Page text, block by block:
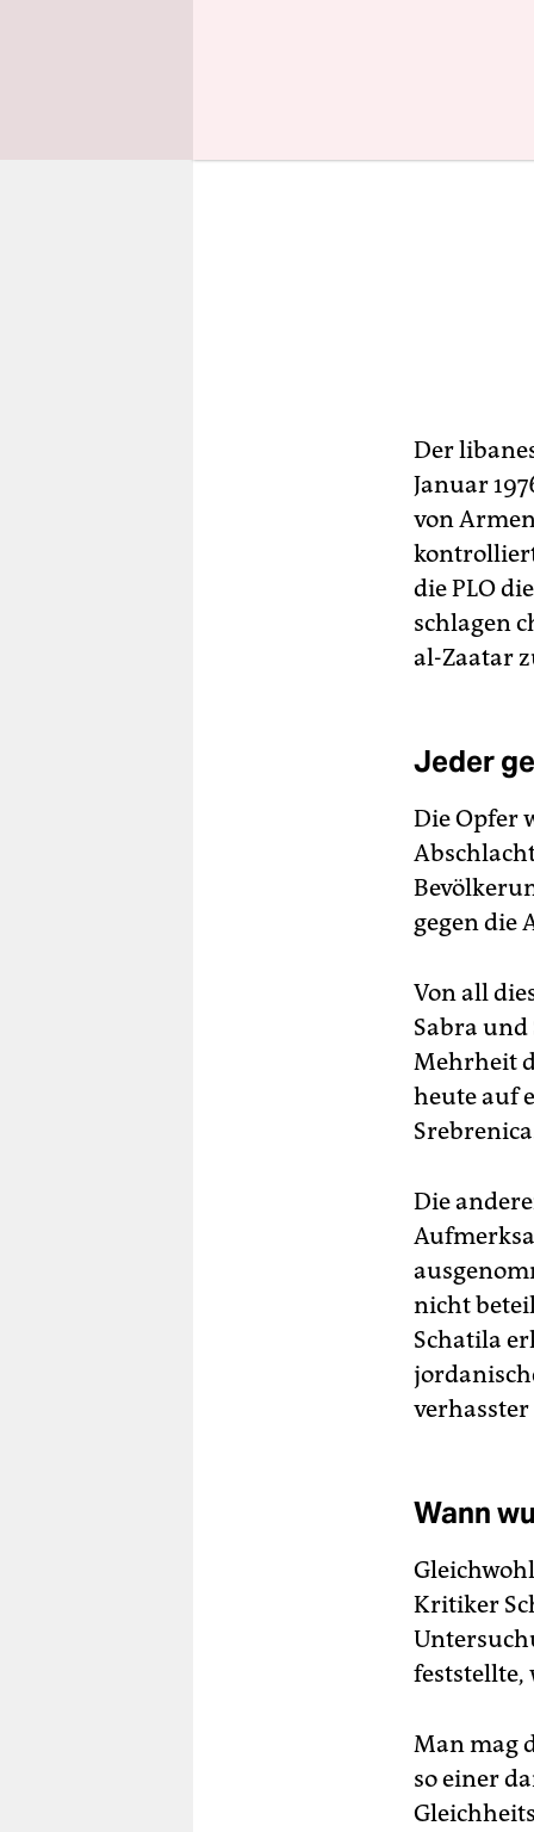
Der
Januar
von
die PLO
schlagen
al-Zaatar
Jeder
Die Opfer
gegen die
Von all
Sabra und
Mehrheit
heute auf
Die
nicht
Schatila
verhasster
Wann
Kritiker
feststellte,
Man mag
so einer